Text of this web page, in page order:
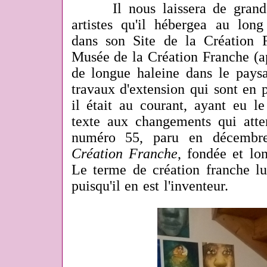
Il nous laissera de grands
artistes qu'il hébergea au long
dans son Site de la Création
Musée de la Création Franche
de longue haleine dans le
travaux d'extension qui sont en
il était au courant, ayant eu le
texte aux changements qui
numéro 55, paru en
Création Franche, fondée et
Le terme de création franche
puisqu'il en est l'inventeur.